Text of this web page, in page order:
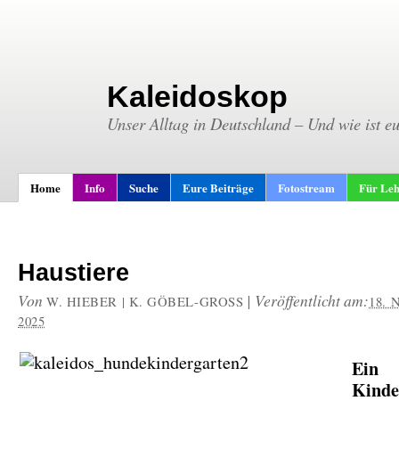
Kaleidoskop
Unser Alltag in Deutschland – Und wie ist
Home Info Suche Eure Beiträge Fotostream Für
Haustiere
Von W. HIEBER | K. GÖBEL-GROSS | Veröffentlicht am:18.
2025
Ein